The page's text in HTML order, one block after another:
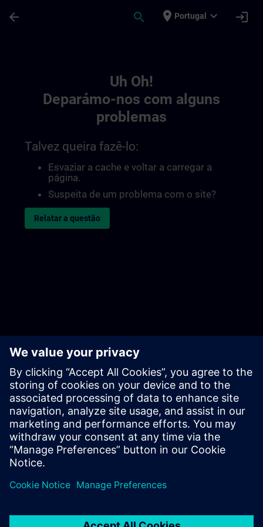
arrow_back search place Portugal expand_more login
Uh Oh!
Deparámo-nos com alguns
problemas
Talvez queira fazê-lo:
Esvaziar a cache e voltar a carregar a
página.
Suspeita de um problema com o site?
Relatar a questão